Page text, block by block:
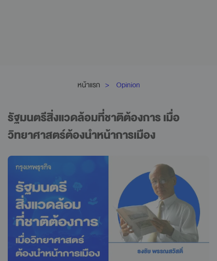
หน้าแรก Opinion
รัฐมนตรีสิ่งแวดล้อมที่ชาติต้องการ เมื่อ
วิทยาศาสตร์ต้องนำหน้าการเมือง